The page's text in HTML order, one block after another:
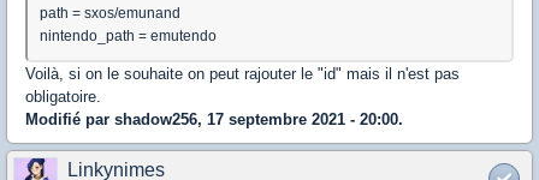
path = sxos/emunand
nintendo_path = emutendo
Voilà, si on le souhaite on peut rajouter le "id" mais il n'est pas
obligatoire.
Modifié par shadow256, 17 septembre 2021 - 20:00.
Linkynimes